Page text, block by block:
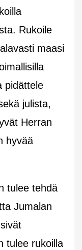
Rukoile
maasi
pidättele
julista,
Herran
hyvää
tulee tehdä
Jumalan
tulee rukoilla